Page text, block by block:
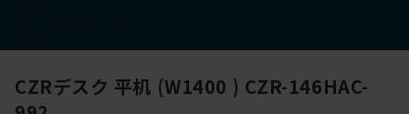
CZRデスク 平机 (W1400 ) CZR-146HAC-